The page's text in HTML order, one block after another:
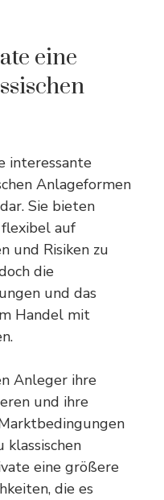
eine
interessante
Anlageformen
Sie bieten
auf
und Risiken zu
die
und das
Handel mit
Anleger ihre
und ihre
klassischen
eine größere
die es